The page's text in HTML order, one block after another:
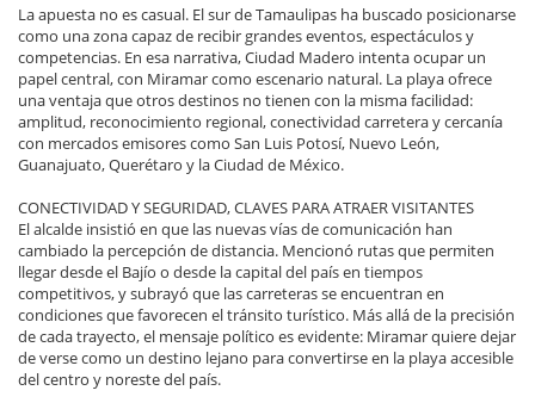
La apuesta no es casual. El sur de Tamaulipas ha buscado posicionarse
como una zona capaz de recibir grandes eventos, espectáculos y
competencias. En esa narrativa, Ciudad Madero intenta ocupar un
papel central, con Miramar como escenario natural. La playa ofrece
una ventaja que otros destinos no tienen con la misma facilidad:
amplitud, reconocimiento regional, conectividad carretera y cercanía
con mercados emisores como San Luis Potosí, Nuevo León,
Guanajuato, Querétaro y la Ciudad de México.
CONECTIVIDAD Y SEGURIDAD, CLAVES PARA ATRAER VISITANTES
El alcalde insistió en que las nuevas vías de comunicación han
cambiado la percepción de distancia. Mencionó rutas que permiten
llegar desde el Bajío o desde la capital del país en tiempos
competitivos, y subrayó que las carreteras se encuentran en
condiciones que favorecen el tránsito turístico. Más allá de la precisión
de cada trayecto, el mensaje político es evidente: Miramar quiere dejar
de verse como un destino lejano para convertirse en la playa accesible
del centro y noreste del país.